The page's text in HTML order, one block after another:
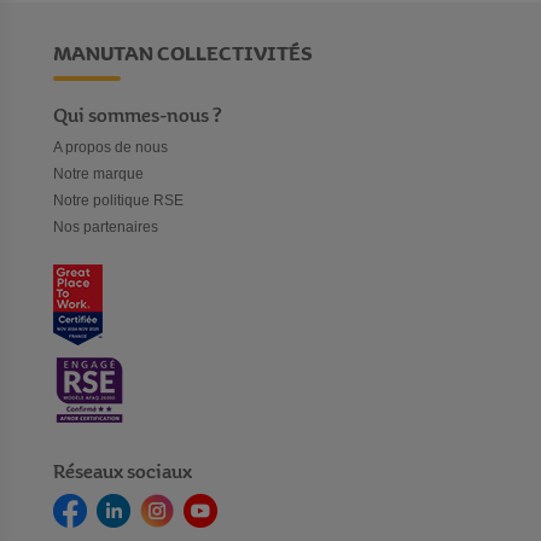
MANUTAN COLLECTIVITÉS
Qui sommes-nous ?
A propos de nous
Notre marque
Notre politique RSE
Nos partenaires
Réseaux sociaux